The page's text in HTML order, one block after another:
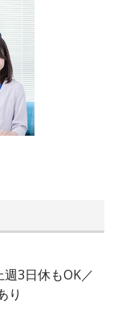
3日休もOK／
り